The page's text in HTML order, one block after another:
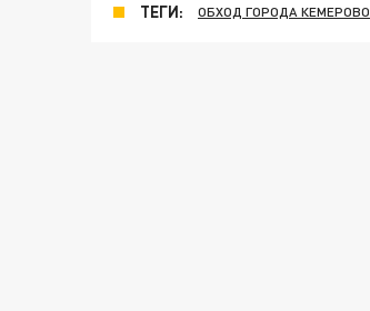
ТЕГИ: ОБХОД ГОРОДА КЕМЕРОВО